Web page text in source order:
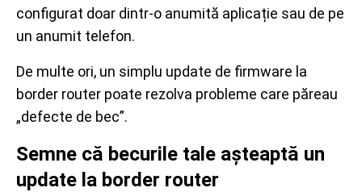
configurat doar dintr-o anumită aplicație sau de pe
un anumit telefon.
De multe ori, un simplu update de firmware la
border router poate rezolva probleme care păreau
„defecte de bec”.
Semne că becurile tale așteaptă un
update la border router